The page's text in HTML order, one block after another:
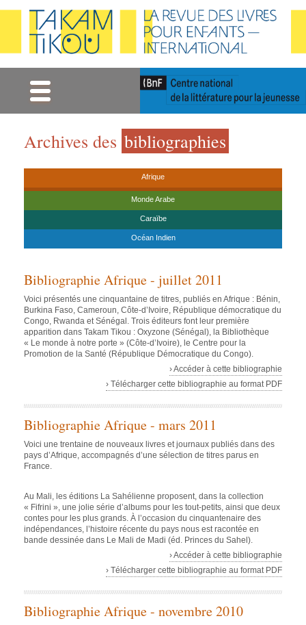
Archives des bibliographies
Afrique
Monde Arabe
Caraïbe
Océan Indien
Bibliographie Afrique - juillet 2011
Voici présentés une cinquantaine de titres, publiés en Afrique : Bénin,
Burkina Faso, Cameroun, Côte-d’Ivoire, République démocratique du
Congo, Rwanda et Sénégal. Trois éditeurs font leur première
apparition dans Takam Tikou : Oxyzone (Sénégal), la Bibliothèque
« Le monde à notre porte » (Côte-d’Ivoire), le Centre pour la
Promotion de la Santé (République Démocratique du Congo).
› Accéder à cette bibliographie
› Télécharger cette bibliographie au format PDF
Bibliographie Afrique - mars 2011
Voici une trentaine de nouveaux livres et journaux publiés dans des
pays d’Afrique, accompagnés d’une sélection de titres parus en
France.
Au Mali, les éditions La Sahélienne proposent, dans la collection
« Fifrini », une jolie série d’albums pour les tout-petits, ainsi que deux
contes pour les plus grands. À l’occasion du cinquantenaire des
indépendances, l’histoire récente du pays nous est racontée en
bande dessinée dans Le Mali de Madi (éd. Princes du Sahel).
› Accéder à cette bibliographie
› Télécharger cette bibliographie au format PDF
Bibliographie Afrique - novembre 2010